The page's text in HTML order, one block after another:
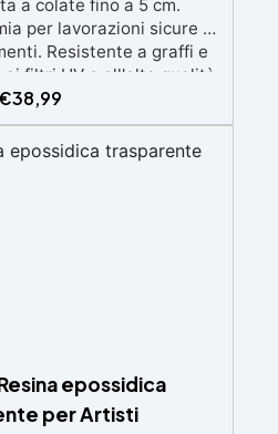
a colate fino a 5 cm.
per lavorazioni sicure e
Resistente a graffi e
filtri UV e all'alta qualità
per eliminare bolle
lisce. Sicura, atossica,
per il contatto
con la pelle.
38,99
epossidica
per Artisti